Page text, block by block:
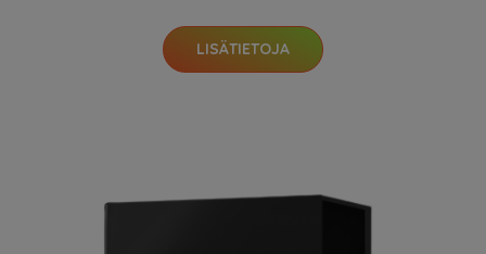
LISÄTIETOJA